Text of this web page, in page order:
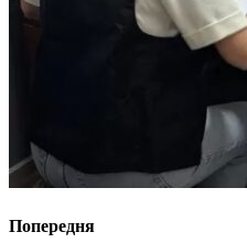
Попередня